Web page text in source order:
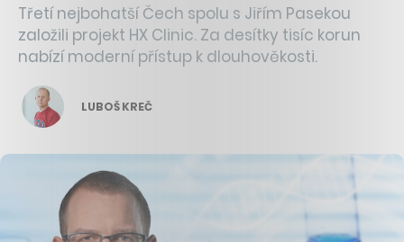
Třetí nejbohatší Čech spolu s Jiřím Pasekou
založili projekt HX Clinic. Za desítky tisíc korun
nabízí moderní přístup k dlouhověkosti.
LUBOŠ KREČ